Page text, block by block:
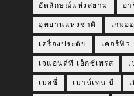
อัตลักษณ์แห่งสยาม อ
อุทยานแห่งชาติ เกมอ
เครื่องประดับ เคอร์ฟิว
เจแอนด์ที เอ็กซ์เพรส
เมสซี่ เมาน์เท่น บี